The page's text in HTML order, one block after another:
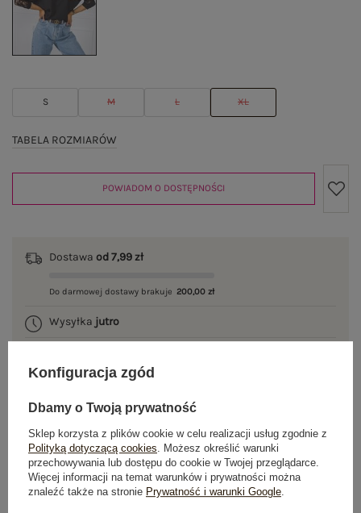
S M L XL
TABELA ROZMIARÓW
POWIADOM O DOSTĘPNOŚCI
Dostawa od 7,99 zł
Do darmowej dostawy brakuje 200,00 zł
Wysyłka jutro
OPIS PRODUKTU
GŁÓWNE PARAMETRY
Konfiguracja zgód
Dbamy o Twoją prywatność
Sklep korzysta z plików cookie w celu realizacji usług zgodnie z
Polityką dotyczącą cookies . Możesz określić warunki
przechowywania lub dostępu do cookie w Twojej przeglądarce.
Więcej informacji na temat warunków i prywatności można
znaleźć także na stronie Prywatność i warunki Google